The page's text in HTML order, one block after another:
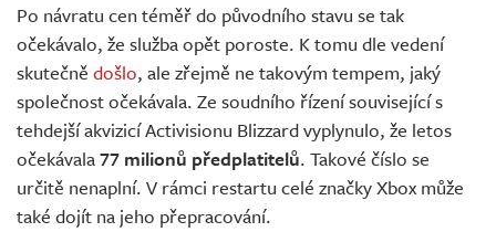
Po návratu cen téměř do původního stavu se tak
očekávalo, že služba opět poroste. K tomu dle vedení
skutečně došlo, ale zřejmě ne takovým tempem, jaký
společnost očekávala. Ze soudního řízení související s
tehdejší akvizicí Activisionu Blizzard vyplynulo, že letos
očekávala77 milionů předplatitelů. Takové číslo se
určitě nenaplní. V rámci restartu celé značky Xbox může
také dojít na jeho přepracování.